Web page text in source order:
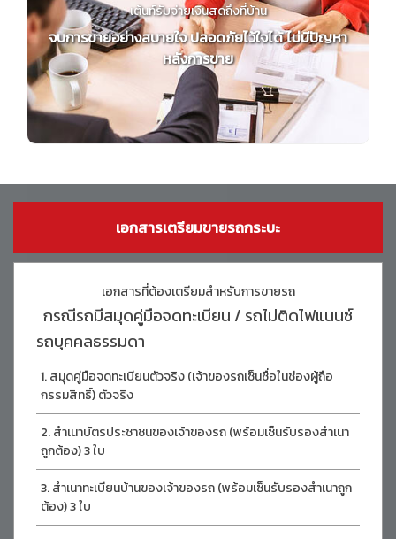
เต้นท์รับจ่ายเงินสดถึงที่บ้าน
จบการขายอย่างสบายใจ ปลอดภัยไว้ใจได้ ไม่มีปัญหา
หลังการขาย
เอกสารเตรียมขายรถกระบะ
เอกสารที่ต้องเตรียมสำหรับการขายรถ
กรณีรถมีสมุดคู่มือจดทะเบียน / รถไม่ติดไฟแนนซ์
รถบุคคลธรรมดา
สมุดคู่มือจดทะเบียนตัวจริง (เจ้าของรถเซ็นซื่อในช่องผู้ถือ
กรรมสิทธิ์) ตัวจริง
สำเนาบัตรประชาชนของเจ้าของรถ (พร้อมเซ็นรับรองสำเนา
ถูกต้อง) 3 ใบ
สำเนาทะเบียนบ้านของเจ้าของรถ (พร้อมเซ็นรับรองสำเนาถูก
ต้อง) 3 ใบ